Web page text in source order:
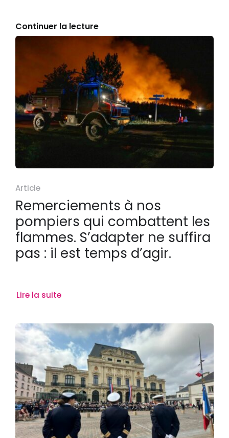
Continuer la lecture
Article
Remerciements à nos
pompiers qui combattent les
flammes. S’adapter ne suffira
pas : il est temps d’agir.
Lire la suite